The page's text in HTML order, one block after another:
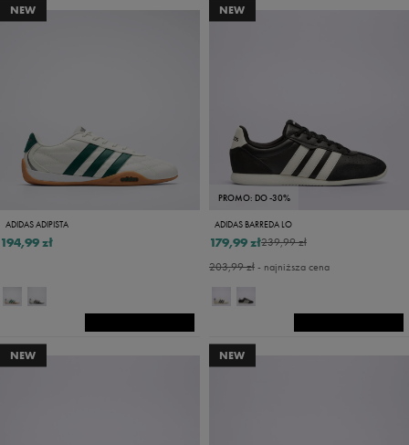
NEW
ADIDAS ADIPISTA
194,99 zł
NEW
PROMO: DO -30%
ADIDAS BARREDA LO
239,99 zł
179,99 zł
203,99 zł- najniższa cena
NEW NEW